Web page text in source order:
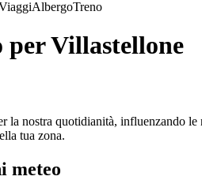
AlbergoTreno
per Villastellone
la nostra quotidianità, influenzando
tua zona.
meteo